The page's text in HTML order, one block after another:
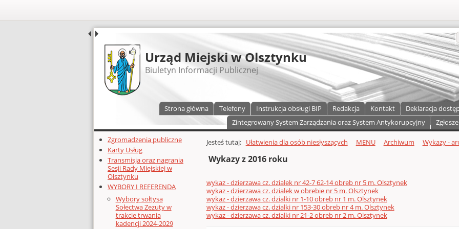
UDOSTĘPNIJ
Urząd Miejski w Olsztynku
Biuletyn Informacji Publicznej
Strona główna Telefony Instrukcja obsługi BIP Redakcja Kontakt Deklaracja
Zintegrowany System Zarządzania oraz System Antykorupcyjny
Dodatkowe zasoby (lewa kolumna)
Zgromadzenia publiczne
Karty Usług
Transmisja oraz nagrania
Sesji Rady Miejskiej w
Olsztynku
WYBORY I REFERENDA
Wybory sołtysa
Sołectwa Zezuty w
trakcie trwania
kadencji 2024-2029
Głównej zawartości
Jesteś tutaj: Ułatwienia dla osób niesłyszących MENU Archiwum Wykazy -
Wykazy z 2016 roku
wykaz - dzierzawa cz. dzialek nr 42-7 62-14 obreb nr 5 m. Olsztynek
wykaz - dzierzawa cz. dzialek w obrebie nr 5 m. Olsztynek
wykaz - dzierzawa cz. dzialki nr 1-10 obreb nr 1 m. Olsztynek
wykaz - dzierzawa cz. dzialki nr 153-30 obreb nr 4 m. Olsztynek
wykaz - dzierzawa cz. dzialki nr 21-2 obreb nr 2 m. Olsztynek